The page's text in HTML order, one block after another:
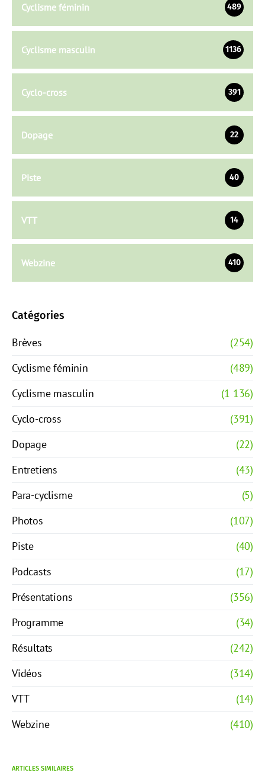
Cyclisme féminin 489
Cyclisme masculin 1136
Cyclo-cross 391
Dopage 22
Piste 40
VTT 14
Webzine 410
Catégories
Brèves
(254)
Cyclisme féminin
(489)
Cyclisme masculin
(1 136)
Cyclo-cross
(391)
Dopage
(22)
Entretiens
(43)
Para-cyclisme
(5)
Photos
(107)
Piste
(40)
Podcasts
(17)
Présentations
(356)
Programme
(34)
Résultats
(242)
Vidéos
(314)
VTT
(14)
Webzine
(410)
ARTICLES SIMILAIRES